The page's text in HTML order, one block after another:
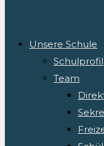
Unsere Schule
Schulprofil
Team